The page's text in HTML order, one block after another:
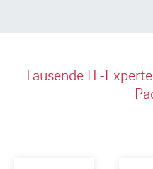
Tausende IT-